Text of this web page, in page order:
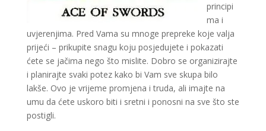
principi
ma i
uvjerenjima. Pred Vama su mnoge prepreke koje valja
prijeći – prikupite snagu koju posjedujete i pokazati
ćete se jačima nego što mislite. Dobro se organizirajte
i planirajte svaki potez kako bi Vam sve skupa bilo
lakše. Ovo je vrijeme promjena i truda, ali imajte na
umu da ćete uskoro biti i sretni i ponosni na sve što ste
postigli.